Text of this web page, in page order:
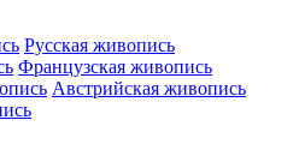
Русская живопись
Французская живопись
Австрийская живопись